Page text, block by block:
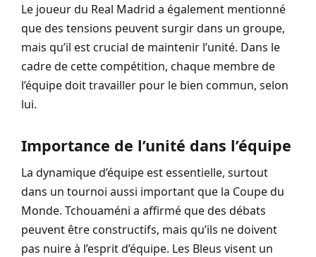
Le joueur du Real Madrid a également mentionné
que des tensions peuvent surgir dans un groupe,
mais qu’il est crucial de maintenir l’unité. Dans le
cadre de cette compétition, chaque membre de
l’équipe doit travailler pour le bien commun, selon
lui.
Importance de l’unité dans l’équipe
La dynamique d’équipe est essentielle, surtout
dans un tournoi aussi important que la Coupe du
Monde. Tchouaméni a affirmé que des débats
peuvent être constructifs, mais qu’ils ne doivent
pas nuire à l’esprit d’équipe. Les Bleus visent un